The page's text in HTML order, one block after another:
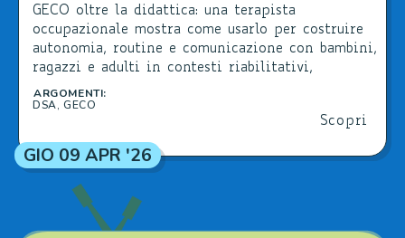
GECO oltre la didattica: una terapista
occupazionale mostra come usarlo per costruire
autonomia, routine e comunicazione con bambini,
ragazzi e adulti in contesti riabilitativi,
scolastici e domiciliari.
ARGOMENTI:
DSA,GECO
Scopri
GIO 09 APR '26